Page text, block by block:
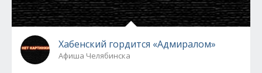
Хабенский гордится «Адмиралом»
Афиша Челябинска